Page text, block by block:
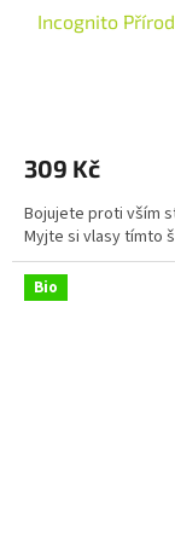
Incognito
je
z
5
hvězdiček.
309 Kč
Bojujete proti vším
Myjte si vlasy tímto
Bio